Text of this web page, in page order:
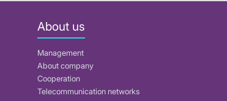
About us
Management
About company
Cooperation
Telecommunication networks